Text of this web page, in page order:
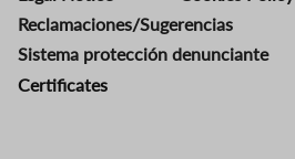
Reclamaciones/Sugerencias
Sistema protección denunciante
Certificates